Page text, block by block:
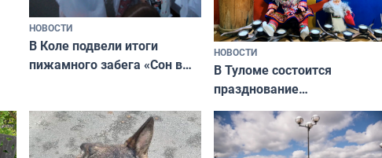
НОВОСТИ
В Коле подвели итоги
пижамного забега «Сон в
НОВОСТИ
В Туломе состоится
празднование
Международного дня
коренных народов мира